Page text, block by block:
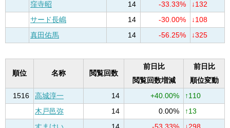
窪寺昭
14 -33.33%
↓132
サード長嶋
14 -30.00%
↓108
真田佑馬
14 -56.25% ↓325
順位 名称 閲覧回数
前日比
閲覧回数増減
前日比
順位変動
1516
高城淳一 14 +40.00%
↑110
木戸邑弥
14 0.00%
↑13